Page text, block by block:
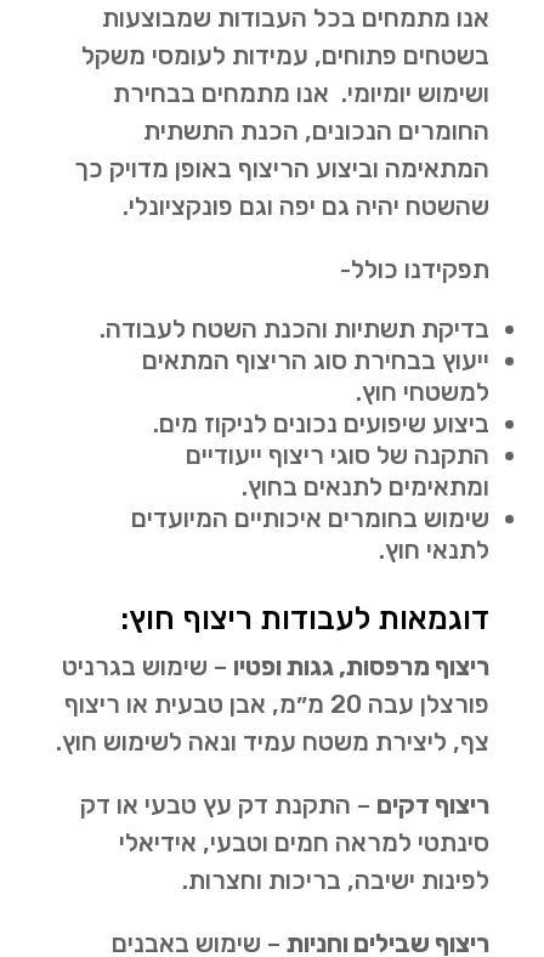
אנו מתמחים בכל העבודות שמבוצעות
בשטחים פתוחים, עמידות לעומסי משקל
ושימוש יומיומי. אנו מתמחים בבחירת
החומרים הנכונים, הכנת התשתית
המתאימה וביצוע הריצוף באופן מדויק כך
שהשטח יהיה גם יפה וגם פונקציונלי.
תפקידנו כולל-
בדיקת תשתיות והכנת השטח לעבודה.
ייעוץ בבחירת סוג הריצוף המתאים
למשטחי חוץ.
ביצוע שיפועים נכונים לניקוז מים.
התקנה של סוגי ריצוף ייעודיים
ומתאימים לתנאים בחוץ.
שימוש בחומרים איכותיים המיועדים
לתנאי חוץ.
דוגמאות לעבודות ריצוף חוץ:
ריצוף מרפסות, גגות ופטיו – שימוש בגרניט
פורצלן עבה 20 מ״מ, אבן טבעית או ריצוף
צף, ליצירת משטח עמיד ונאה לשימוש חוץ.
ריצוף דקים – התקנת דק עץ טבעי או דק
סינתטי למראה חמים וטבעי, אידיאלי
לפינות ישיבה, בריכות וחצרות.
ריצוף שבילים וחניות– שימוש באבנים